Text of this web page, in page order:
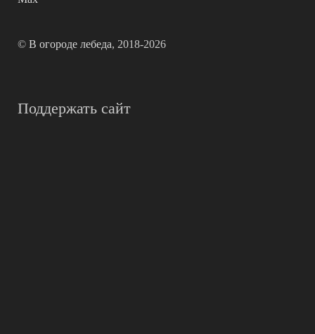
© В огороде лебеда, 2018-2026
Поддержать сайт